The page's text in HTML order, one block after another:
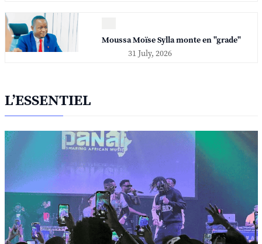
Moussa Moïse Sylla monte en "grade"
31 July, 2026
L’ESSENTIEL